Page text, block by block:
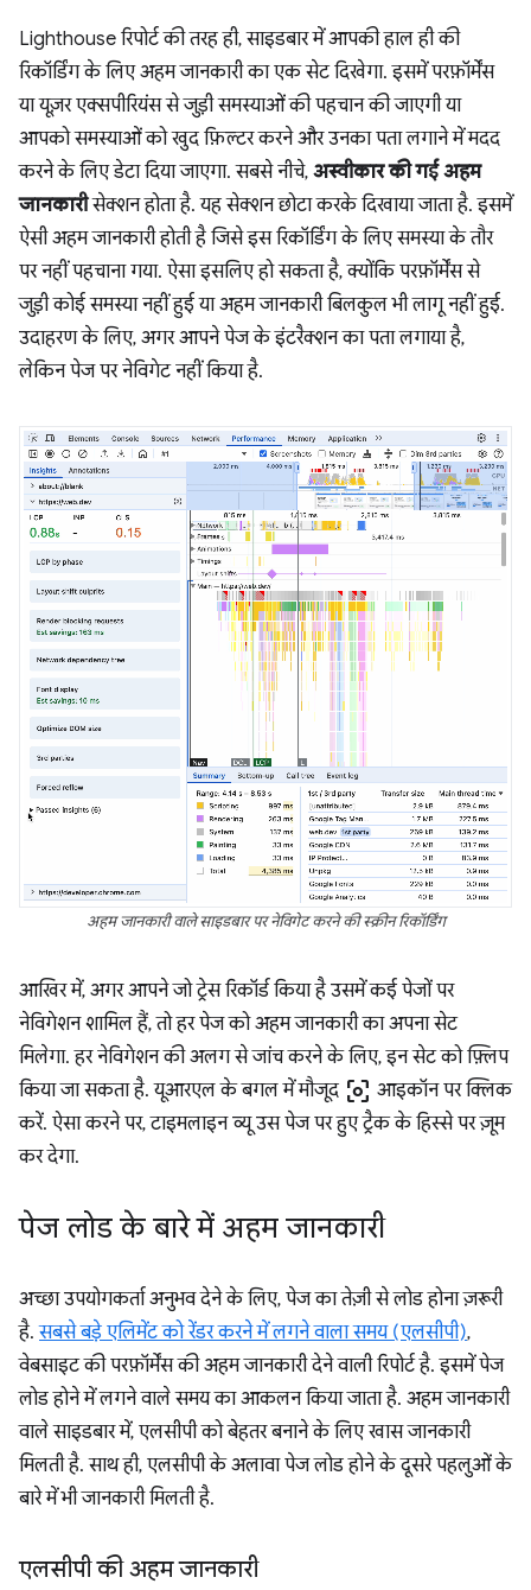
Lighthouse रिपोर्ट की तरह ही, साइडबार में आपकी हाल ही की
रिकॉर्डिंग के लिए अहम जानकारी का एक सेट दिखेगा. इसमें परफ़ॉर्मेंस
या यूज़र एक्सपीरियंस से जुड़ी समस्याओं की पहचान की जाएगी या
आपको समस्याओं को खुद फ़िल्टर करने और उनका पता लगाने में मदद
करने के लिए डेटा दिया जाएगा. सबसे नीचे, अस्वीकार की गई अहम
जानकारीसेक्शन होता है. यह सेक्शन छोटा करके दिखाया जाता है. इसमें
ऐसी अहम जानकारी होती है जिसे इस रिकॉर्डिंग के लिए समस्या के तौर
पर नहीं पहचाना गया. ऐसा इसलिए हो सकता है, क्योंकि परफ़ॉर्मेंस से
जुड़ी कोई समस्या नहीं हुई या अहम जानकारी बिलकुल भी लागू नहीं हुई.
उदाहरण के लिए, अगर आपने पेज के इंटरैक्शन का पता लगाया है,
लेकिन पेज पर नेविगेट नहीं किया है.
अहम जानकारी वाले साइडबार पर नेविगेट करने की स्क्रीन रिकॉर्डिंग
आखिर में, अगर आपने जो ट्रेस रिकॉर्ड किया है उसमें कई पेजों पर
नेविगेशन शामिल हैं, तो हर पेज को अहम जानकारी का अपना सेट
मिलेगा. हर नेविगेशन की अलग से जांच करने के लिए, इन सेट को फ़्लिप
किया जा सकता है. यूआरएल के बगल में मौजूद center_focus_weak आइकॉन पर क्लिक
करें. ऐसा करने पर, टाइमलाइन व्यू उस पेज पर हुए ट्रैक के हिस्से पर ज़ूम
कर देगा.
पेज लोड के बारे में अहम जानकारी
अच्छा उपयोगकर्ता अनुभव देने के लिए, पेज का तेज़ी से लोड होना ज़रूरी
है.सबसे बड़े एलिमेंट को रेंडर करने में लगने वाला समय (एलसीपी),
वेबसाइट की परफ़ॉर्मेंस की अहम जानकारी देने वाली रिपोर्ट है. इसमें पेज
लोड होने में लगने वाले समय का आकलन किया जाता है. अहम जानकारी
वाले साइडबार में, एलसीपी को बेहतर बनाने के लिए खास जानकारी
मिलती है. साथ ही, एलसीपी के अलावा पेज लोड होने के दूसरे पहलुओं के
बारे में भी जानकारी मिलती है.
एलसीपी की अहम जानकारी